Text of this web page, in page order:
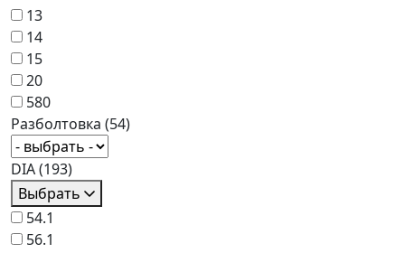
13
14
15
20
580
Разболтовка (54)
DIA(193)
Выбрать
54.1
56.1